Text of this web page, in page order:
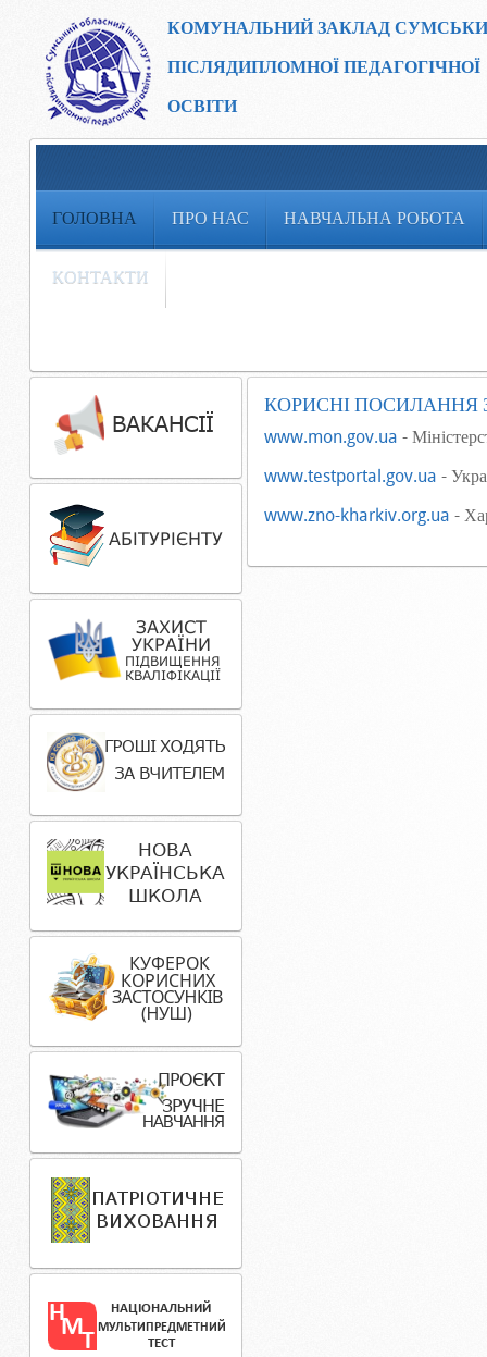
КОМУНАЛЬНИЙ ЗАКЛАД
ПІСЛЯДИПЛОМНОЇ ПЕДАГОГІЧНОЇ
ОСВІТИ
ГОЛОВНА ПРО НАС НАВЧАЛЬНА РОБОТА
КОНТАКТИ
КОРИСНІ ПОСИЛАННЯ
www.mon.gov.ua -
www.testportal.gov.ua -
www.zno-kharkiv.org.ua -